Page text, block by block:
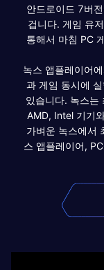
안드로이드 7버
겁니다. 게임 유
통해서 마침 PC
녹스 앱플레이어
과 게임 동시에
있습니다. 녹스는
AMD, Intel 기기
가벼운 녹스에서
스 앱플레이어,